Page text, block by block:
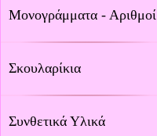
Μονογράμματα - Αριθμοί
Σκουλαρίκια
Συνθετικά Υλικά